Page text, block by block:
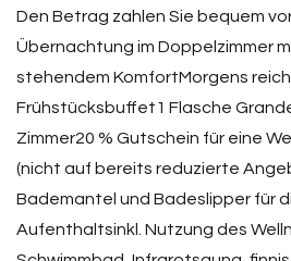
Den Betrag zahlen Sie bequem
Übernachtung im Doppelzimmer
stehendem KomfortMorgens
Frühstücksbuffet1 Flasche
Zimmer20 % Gutschein für eine
(nicht auf bereits reduzierte
Bademantel und Badeslipper für
Aufenthaltsinkl. Nutzung des